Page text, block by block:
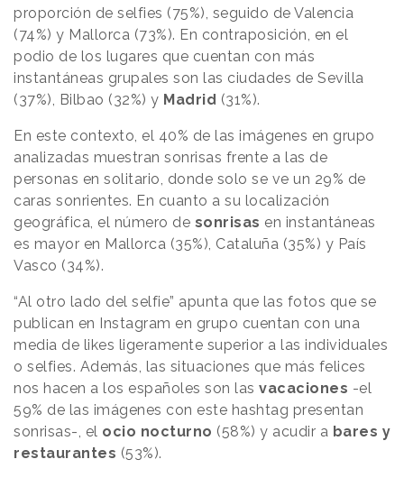
proporción de selfies (75%), seguido de Valencia
(74%) y Mallorca (73%). En contraposición, en el
podio de los lugares que cuentan con más
instantáneas grupales son las ciudades de Sevilla
(37%), Bilbao (32%) y Madrid (31%).
En este contexto, el 40% de las imágenes en grupo
analizadas muestran sonrisas frente a las de
personas en solitario, donde solo se ve un 29% de
caras sonrientes. En cuanto a su localización
geográfica, el número de sonrisas en instantáneas
es mayor en Mallorca (35%), Cataluña (35%) y País
Vasco (34%).
“Al otro lado del selfie” apunta que las fotos que se
publican en Instagram en grupo cuentan con una
media de likes ligeramente superior a las individuales
o selfies. Además, las situaciones que más felices
nos hacen a los españoles son las vacaciones -el
59% de las imágenes con este hashtag presentan
sonrisas-, el ocio nocturno (58%) y acudir a bares y
restaurantes (53%).